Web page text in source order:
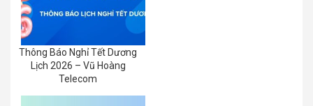
Thông Báo Nghỉ Tết Dương
Lịch 2026 – Vũ Hoàng
Telecom